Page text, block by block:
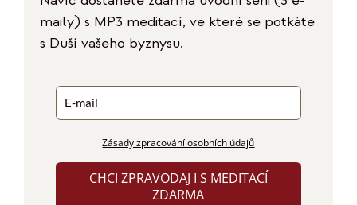
maily) s MP3 meditací, ve které se potkáte
s Duší vašeho byznysu.
Zásady zpracování osobních údajů
CHCI ZPRAVODAJ I S MEDITACÍ
ZDARMA